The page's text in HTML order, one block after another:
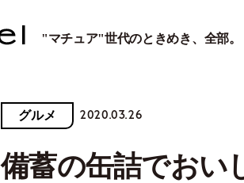
"マチュア"世代のときめき、全部。
グルメ 2020.03.26
備蓄の缶詰でおい